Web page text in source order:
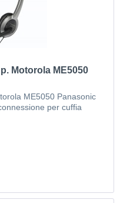
Motorola ME5050
ME5050 Panasonic
per cuffia